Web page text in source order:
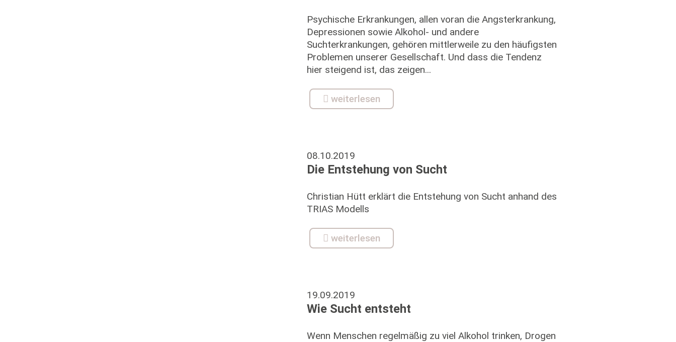
Psychische Erkrankungen, allen voran die Angsterkrankung,
Depressionen sowie Alkohol- und andere
Suchterkrankungen, gehören mittlerweile zu den häufigsten
Problemen unserer Gesellschaft. Und dass die Tendenz
hier steigend ist, das zeigen...
weiterlesen
08.10.2019
Die Entstehung von Sucht
Christian Hütt erklärt die Entstehung von Sucht anhand des
TRIAS Modells
weiterlesen
19.09.2019
Wie Sucht entsteht
Wenn Menschen regelmäßig zu viel Alkohol trinken, Drogen